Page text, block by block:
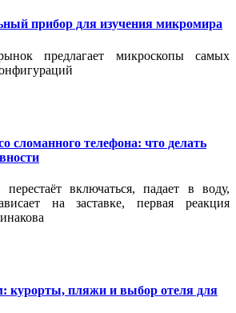
прибор для изучения микромира
предлагает микроскопы самых
сломанного телефона: что делать
включаться, падает в воду,
на заставке, первая реакция
курорты, пляжи и выбор отеля для